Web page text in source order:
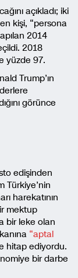
açıkladı; iki
kişi, “persona
2014
2018
yüzde 97.
Trump’ın
görünce
edişinden
Türkiye’nin
harekatının
mektup
bir leke olan
“aptal
hitap ediyordu.
bir darbe